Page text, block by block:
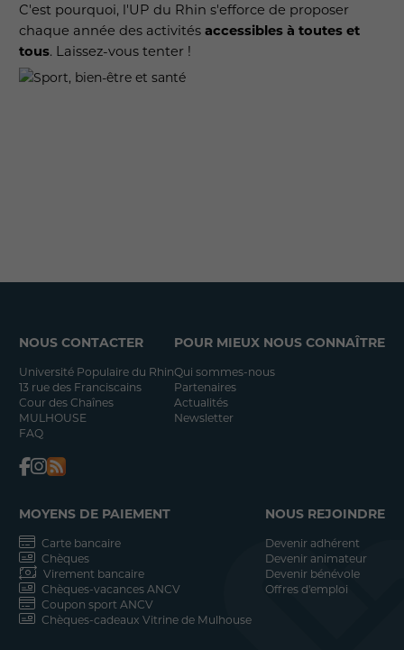
C'est pourquoi, l'UP du Rhin s'efforce de proposer
chaque année des activités accessibles à toutes et
tous. Laissez-vous tenter !
NOUS CONTACTER
Université Populaire du Rhin
13 rue des Franciscains
Cour des Chaînes
MULHOUSE
FAQ
POUR MIEUX NOUS CONNAÎTRE
Qui sommes-nous
Partenaires
Actualités
Newsletter
MOYENS DE PAIEMENT
Carte bancaire
Chèques
Virement bancaire
Chèques-vacances ANCV
Coupon sport ANCV
Chèques-cadeaux Vitrine de Mulhouse
NOUS REJOINDRE
Devenir adhérent
Devenir animateur
Devenir bénévole
Offres d'emploi